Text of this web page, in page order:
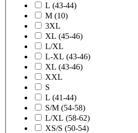
L (43-44)
M (10)
3XL
XL (45-46)
L/XL
L-XL (43-46)
XL (43-46)
XXL
S
L (41-44)
S/M (54-58)
L/XL (58-62)
XS/S (50-54)